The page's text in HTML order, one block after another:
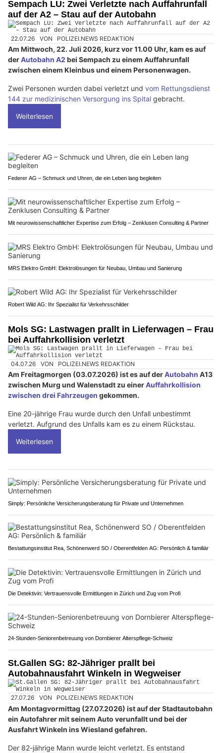
Sempach LU: Zwei Verletzte nach Auffahrunfall
auf der A2 – Stau auf der Autobahn
22.07.26 VON POLIZEI.NEWS REDAKTION
Am Mittwoch, 22. Juli 2026, kurz vor 11.00 Uhr, kam es auf
derAutobahn A2 bei Sempach zu einem Auffahrunfall
zwischen einem Kleinbus und einem Personenwagen.
Zwei Personen wurden dabei verletzt und vom Rettungsdienst
144 zur medizinischen Versorgung ins Spital gebracht.
Weiterlesen
Federer AG – Schmuck und Uhren, die ein Leben lang begleiten
Mit neurowissenschaftlicher Expertise zum Erfolg – Zenklusen Consulting & Partner
MRS Elektro GmbH: Elektrolösungen für Neubau, Umbau und Sanierung
Robert Wild AG: Ihr Spezialist für Verkehrsschilder
Mols SG: Lastwagen prallt in Lieferwagen – Frau
bei Auffahrkollision verletzt
04.07.26 VON POLIZEI.NEWS REDAKTION
Am Freitagmorgen (03.07.2026) ist es auf derAutobahn A13
zwischen Murg und Walenstadt zu einerAuffahrkollision
zwischen drei Fahrzeugen gekommen.
Eine 20-jährige Frau wurde durch den Unfall unbestimmt
verletzt. Aufgrund des Unfalls kam es zu einem Rückstau.
Weiterlesen
Simply: Persönliche Versicherungsberatung für Private und Unternehmen
Bestattungsinstitut Rea, Schönenwerd SO / Oberentfelden AG: Persönlich & familiär
Die Detektivin: Vertrauensvolle Ermittlungen in Zürich und Zug vom Profi
24-Stunden-Seniorenbetreuung von Dornbierer Alterspflege-Schweiz
St.Gallen SG: 82-Jähriger prallt bei
Autobahnausfahrt Winkeln in Wegweiser
27.07.26 VON POLIZEI.NEWS REDAKTION
Am Montagvormittag (27.07.2026) ist auf der Stadtautobahn
ein Autofahrer mit seinem Auto verunfallt und bei der
Ausfahrt Winkeln ins Wiesland gefahren.
Der 82-jährige Mann wurde leicht verletzt. Es entstand